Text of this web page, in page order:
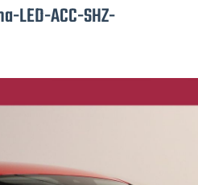
LED-ACC-SHZ-